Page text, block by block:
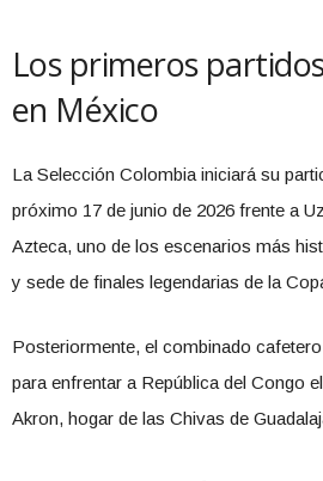
Los primeros
en México
La Selección Colombia iniciará su
próximo 17 de junio de 2026 frente a
Azteca, uno de los escenarios más
y sede de finales legendarias de la
Posteriormente, el combinado
para enfrentar a República del Congo
Akron, hogar de las Chivas de